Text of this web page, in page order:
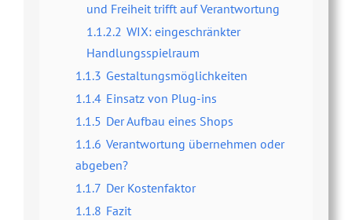
und Freiheit trifft auf Verantwortung
1.1.2.2 WIX: eingeschränkter
Handlungsspielraum
1.1.3 Gestaltungsmöglichkeiten
1.1.4 Einsatz von Plug-ins
1.1.5 Der Aufbau eines Shops
1.1.6 Verantwortung übernehmen oder
abgeben?
1.1.7 Der Kostenfaktor
1.1.8 Fazit